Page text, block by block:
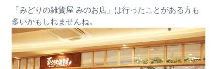
「みどりの雑貨屋 みのお店」は行ったことがある方も
多いかもしれませんね。